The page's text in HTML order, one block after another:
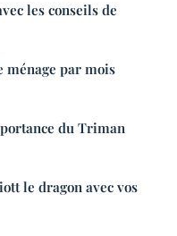
les conseils de
ménage par mois
du Triman
le dragon avec vos